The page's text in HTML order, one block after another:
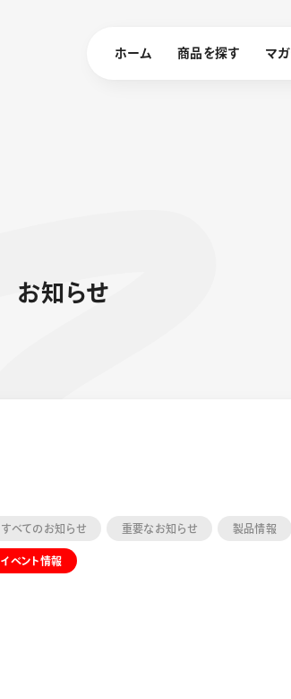
ホーム 商品を探す マ
エナージェル
シャープペン
消し具
お知 らせ
すべてのお知らせ 重要なお知らせ 製品情報
イベント情報